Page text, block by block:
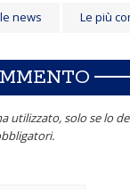
news Le più
utilizzato, solo se lo